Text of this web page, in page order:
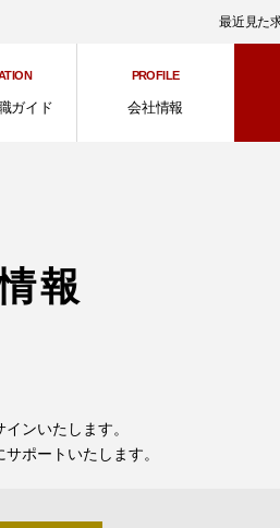
最近見た
ガイド
PROFILE
会社情報
報
ンいたします。
ポートいたします。